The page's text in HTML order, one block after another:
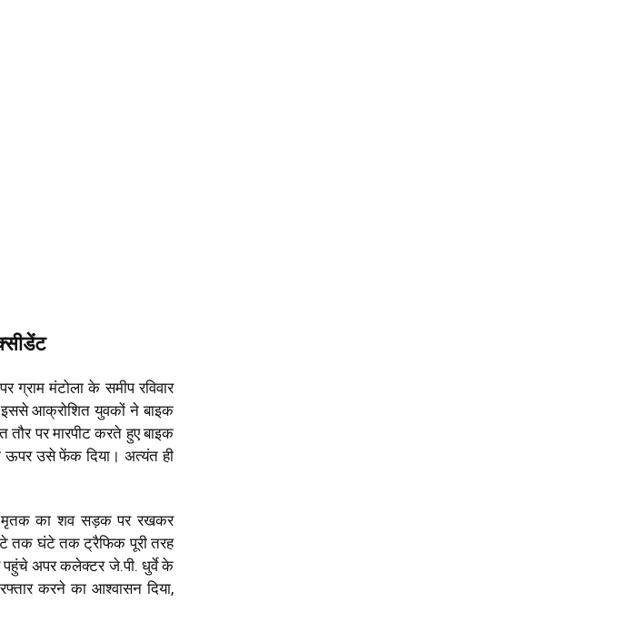
ग्राम मंटोला के समीप रविवार
आक्रोशित युवकों ने बाइक
तौर पर मारपीट करते हुए बाइक
ऊपर उसे फेंक दिया। अत्यंत ही
मृतक का शव सड़क पर रखकर
तक घंटे तक ट्रैफिक पूरी तरह
पहुंचे अपर कलेक्टर जे.पी. धुर्वे के
करने का आश्वासन दिया,